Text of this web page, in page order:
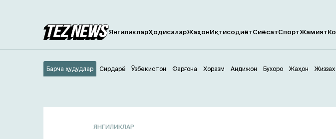
ЯнгиликларҲодисаларЖаҳонИқтисодиётСиёсатСпортЖамият
Андижон
Барча ҳудудлар Бухоро Жаҳон Жиззах
Сирдарё Ўзбекистон Фарғона Хоразм
ЯНГИЛИКЛАР